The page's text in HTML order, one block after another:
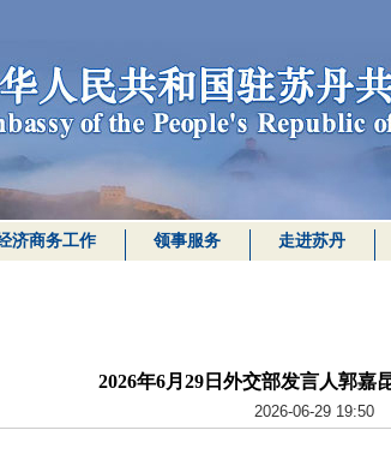
济商务工作 领事服务 走进苏丹
2026年6月29日外交部发言人郭嘉
2026-06-29 19:50